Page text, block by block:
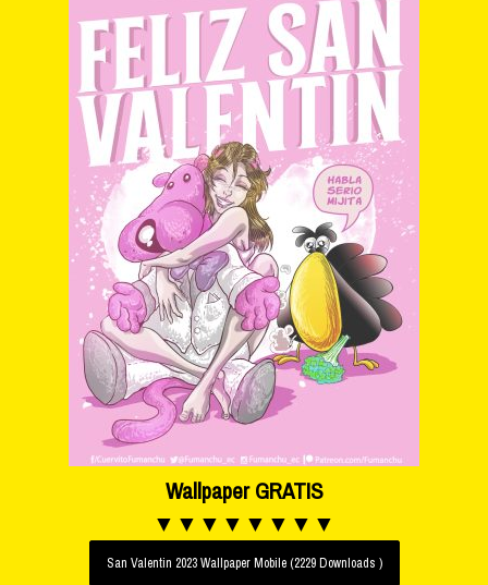
Wallpaper GRATIS
▼▼▼▼▼▼▼▼
San Valentin 2023 Wallpaper Mobile (2229 Downloads )